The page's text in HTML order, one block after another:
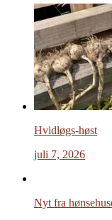
Hvidløgs-høst
juli 7, 2026
Nyt fra